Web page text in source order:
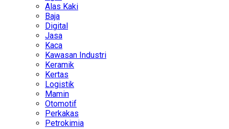
Alas Kaki
Baja
Digital
Jasa
Kaca
Kawasan Industri
Keramik
Kertas
Logistik
Mamin
Otomotif
Perkakas
Petrokimia